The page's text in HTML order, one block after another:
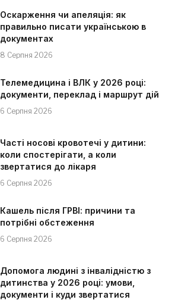
Оскарження чи апеляція: як
правильно писати українською в
документах
8 Серпня 2026
Телемедицина і ВЛК у 2026 році:
документи, переклад і маршрут дій
6 Серпня 2026
Часті носові кровотечі у дитини:
коли спостерігати, а коли
звертатися до лікаря
6 Серпня 2026
Кашель після ГРВІ: причини та
потрібні обстеження
6 Серпня 2026
Допомога людині з інвалідністю з
дитинства у 2026 році: умови,
документи і куди звертатися